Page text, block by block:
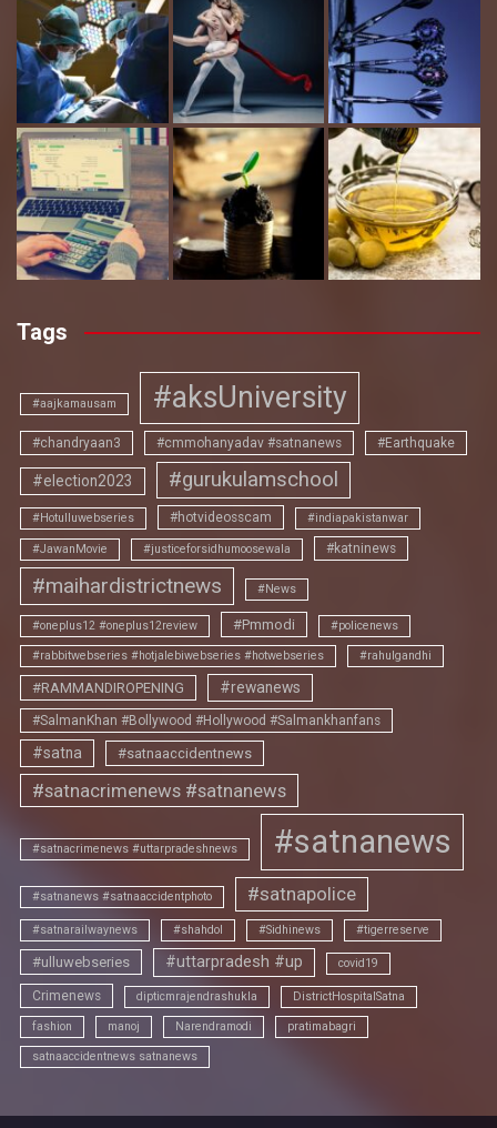
Tags
#aajkamausam #aksUniversity
#chandryaan3 #cmmohanyadav #satnanews #Earthquake
#election2023 #gurukulamschool
#Hotulluwebseries #hotvideosscam #indiapakistanwar
#JawanMovie #justiceforsidhumoosewala #katninews
#maihardistrictnews #News
#oneplus12 #oneplus12review #Pmmodi #policenews
#rabbitwebseries #hotjalebiwebseries #hotwebseries #rahulgandhi
#RAMMANDIROPENING #rewanews
#SalmanKhan #Bollywood #Hollywood #Salmankhanfans
#satna #satnaaccidentnews
#satnacrimenews #satnanews
#satnacrimenews #uttarpradeshnews #satnanews
#satnanews #satnaaccidentphoto #satnapolice
#satnarailwaynews #shahdol #Sidhinews #tigerreserve
#ulluwebseries #uttarpradesh #up covid19
Crimenews dipticmrajendrashukla DistrictHospitalSatna
fashion manoj Narendramodi pratimabagri
satnaaccidentnews satnanews